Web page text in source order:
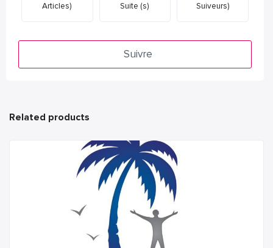
Articles) Suite (s) Suiveurs)
Suivre
Related products